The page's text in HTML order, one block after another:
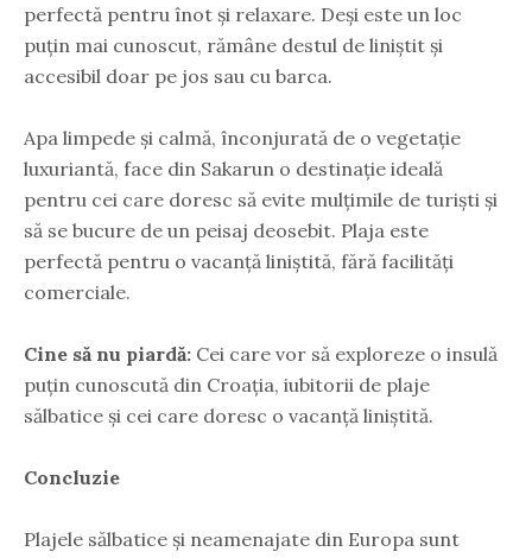
perfectă pentru înot și relaxare. Deși este un loc
puțin mai cunoscut, rămâne destul de liniștit și
accesibil doar pe jos sau cu barca.
Apa limpede și calmă, înconjurată de o vegetație
luxuriantă, face din Sakarun o destinație ideală
pentru cei care doresc să evite mulțimile de turiști și
să se bucure de un peisaj deosebit. Plaja este
perfectă pentru o vacanță liniștită, fără facilități
comerciale.
Cine să nu piardă: Cei care vor să exploreze o insulă
puțin cunoscută din Croația, iubitorii de plaje
sălbatice și cei care doresc o vacanță liniștită.
Concluzie
Plajele sălbatice și neamenajate din Europa sunt